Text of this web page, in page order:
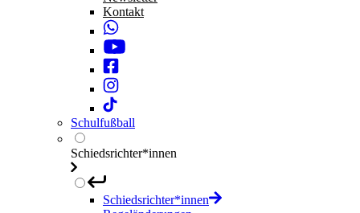
Kontakt
Schulfußball
Schiedsrichter*innen
Schiedsrichter*innen